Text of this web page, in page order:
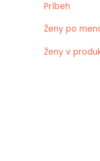
Príbeh
Ženy po
Ženy v